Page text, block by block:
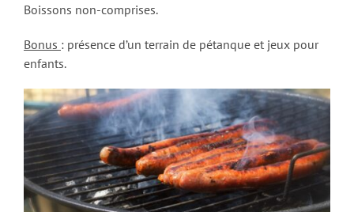
Boissons non-comprises.
Bonus : présence d’un terrain de pétanque et jeux pour
enfants.